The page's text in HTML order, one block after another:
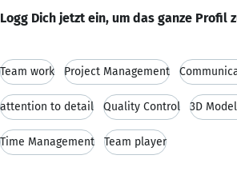
Logg Dich jetzt ein, um das ganze Profil
Team work Project Management
attention to detail Quality Control 3D
Time Management Team player